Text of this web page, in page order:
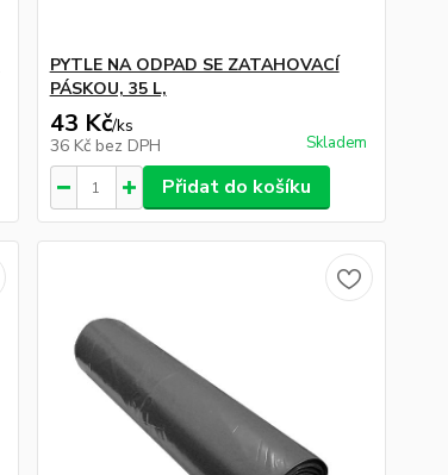
PYTLE NA ODPAD SE ZATAHOVACÍ
PÁSKOU, 35 L,
43 Kč/ks
36 Kč bez DPH Skladem
Přidat do košíku